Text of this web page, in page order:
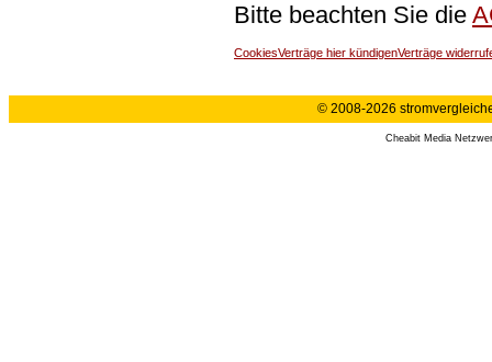
Bitte beachten Sie die
CookiesVerträge hier kündigenVerträge
© 2008-2026
Cheabit Media